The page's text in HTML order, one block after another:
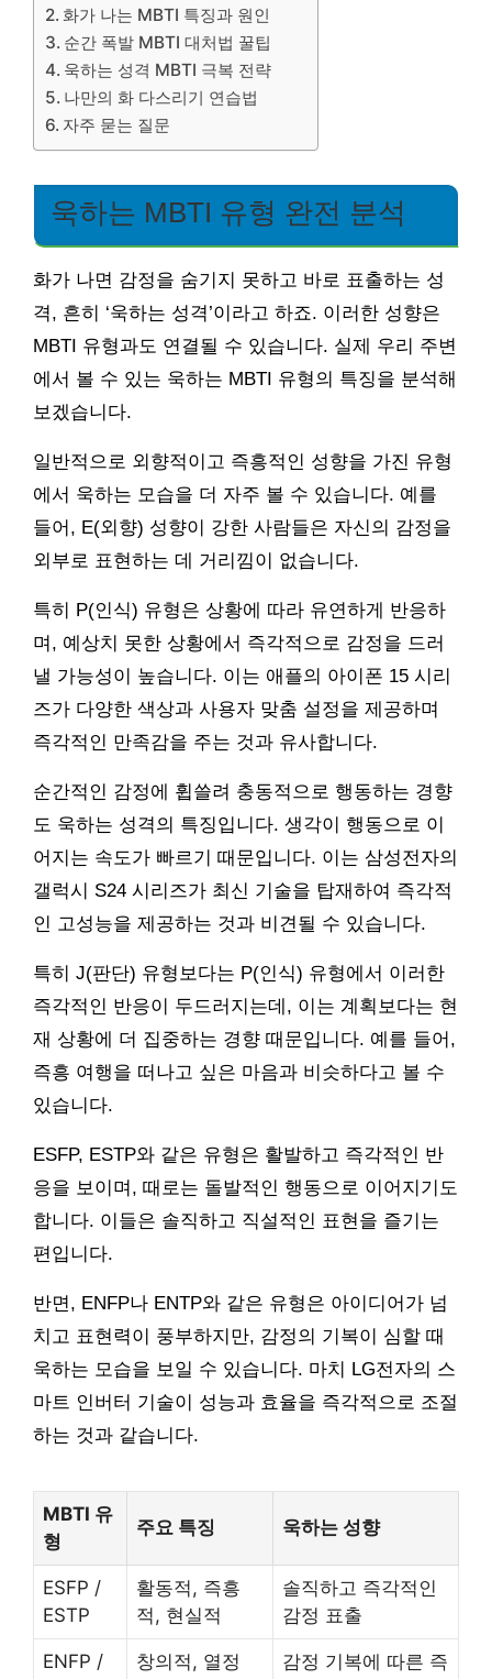
화가 나는 MBTI 특징과 원인
순간 폭발 MBTI 대처법 꿀팁
욱하는 성격 MBTI 극복 전략
나만의 화 다스리기 연습법
자주 묻는 질문
욱하는 MBTI 유형 완전 분석
화가 나면 감정을 숨기지 못하고 바로 표출하는 성
격, 흔히 ‘욱하는 성격’이라고 하죠. 이러한 성향은
MBTI 유형과도 연결될 수 있습니다. 실제 우리 주변
에서 볼 수 있는 욱하는 MBTI 유형의 특징을 분석해
보겠습니다.
일반적으로 외향적이고 즉흥적인 성향을 가진 유형
에서 욱하는 모습을 더 자주 볼 수 있습니다. 예를
들어, E(외향) 성향이 강한 사람들은 자신의 감정을
외부로 표현하는 데 거리낌이 없습니다.
특히 P(인식) 유형은 상황에 따라 유연하게 반응하
며, 예상치 못한 상황에서 즉각적으로 감정을 드러
낼 가능성이 높습니다. 이는 애플의 아이폰 15 시리
즈가 다양한 색상과 사용자 맞춤 설정을 제공하며
즉각적인 만족감을 주는 것과 유사합니다.
순간적인 감정에 휩쓸려 충동적으로 행동하는 경향
도 욱하는 성격의 특징입니다. 생각이 행동으로 이
어지는 속도가 빠르기 때문입니다. 이는 삼성전자의
갤럭시 S24 시리즈가 최신 기술을 탑재하여 즉각적
인 고성능을 제공하는 것과 비견될 수 있습니다.
특히 J(판단) 유형보다는 P(인식) 유형에서 이러한
즉각적인 반응이 두드러지는데, 이는 계획보다는 현
재 상황에 더 집중하는 경향 때문입니다. 예를 들어,
즉흥 여행을 떠나고 싶은 마음과 비슷하다고 볼 수
있습니다.
ESFP, ESTP와 같은 유형은 활발하고 즉각적인 반
응을 보이며, 때로는 돌발적인 행동으로 이어지기도
합니다. 이들은 솔직하고 직설적인 표현을 즐기는
편입니다.
반면, ENFP나 ENTP와 같은 유형은 아이디어가 넘
치고 표현력이 풍부하지만, 감정의 기복이 심할 때
욱하는 모습을 보일 수 있습니다. 마치 LG전자의 스
마트 인버터 기술이 성능과 효율을 즉각적으로 조절
하는 것과 같습니다.
MBTI 유
형
주요 특징 욱하는 성향
ESFP /
ESTP
활동적, 즉흥
적, 현실적
솔직하고 즉각적인
감정 표출
ENFP /
창의적, 열정
감정 기복에 따른 즉